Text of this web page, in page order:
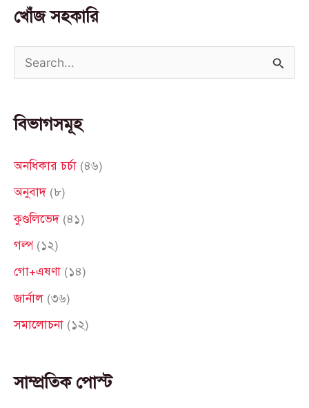
খোঁজ সহকারি
a
c
o
:
বিভাগসমূহ
অনধিকার চর্চা (৪৬)
অনুবাদ(৮)
কুণ্ডলিভেদ(৪১)
গল্প(১২)
গো+এষণা (১৪)
জার্নাল (৩৬)
সমালোচনা (১২)
সাম্প্রতিক পোস্ট